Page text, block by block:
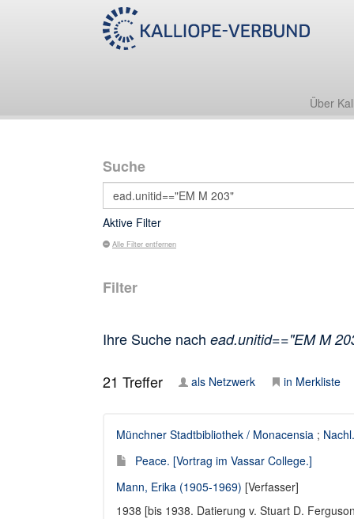
Über
Suche
Aktive Filter
Alle Filter entfernen
Filter
Ihre Suche nach ead.unitid=="EM M
21 Treffer als Netzwerk in Merkliste
Münchner Stadtbibliothek / Monacensia ;
Peace. [Vortrag im Vassar College.]
Mann, Erika (1905-1969) [Verfasser]
1938 [bis 1938. Datierung v. Stuart D.